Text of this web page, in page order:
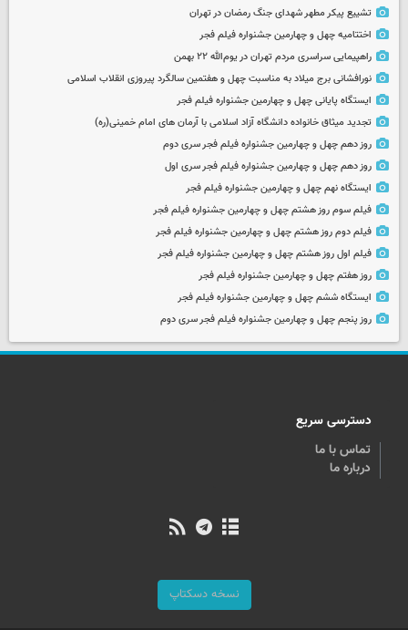
تشییع پیکر مطهر شهدای جنگ رمضان در تهران
اختتامیه چهل و چهارمین جشنواره فیلم فجر
راهپیمایی سراسری مردم تهران در یوم‌الله ۲۲ بهمن
نورافشانی برج میلاد به مناسبت چهل‌ و هفتمین سالگرد پیروزی انقلاب اسلامی
ایستگاه پایانی چهل و چهارمین جشنواره فیلم فجر
تجدید میثاق خانواده دانشگاه آزاد اسلامی با آرمان های امام خمینی(ره)
روز دهم چهل و چهارمین جشنواره فیلم فجر سری دوم
روز دهم چهل و چهارمین جشنواره فیلم فجر سری اول
ایستگاه نهم چهل و چهارمین جشنواره فیلم فجر
فیلم سوم روز هشتم چهل و چهارمین جشنواره فیلم فجر
فیلم دوم روز هشتم چهل و چهارمین جشنواره فیلم فجر
فیلم اول روز هشتم چهل و چهارمین جشنواره فیلم فجر
روز هفتم چهل و چهارمین جشنواره فیلم فجر
ایستگاه ششم چهل و چهارمین جشنواره فیلم فجر
روز پنجم چهل و چهارمین جشنواره فیلم فجر سری دوم
دسترسی سریع
تماس با ما
درباره ما
نسخه دسکتاپ